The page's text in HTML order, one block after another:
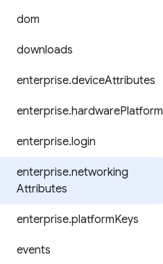
dom
downloads
enterprise.deviceAttributes
enterprise.hardwarePlatform
enterprise.login
enterprise.networking
Attributes
enterprise.platformKeys
events